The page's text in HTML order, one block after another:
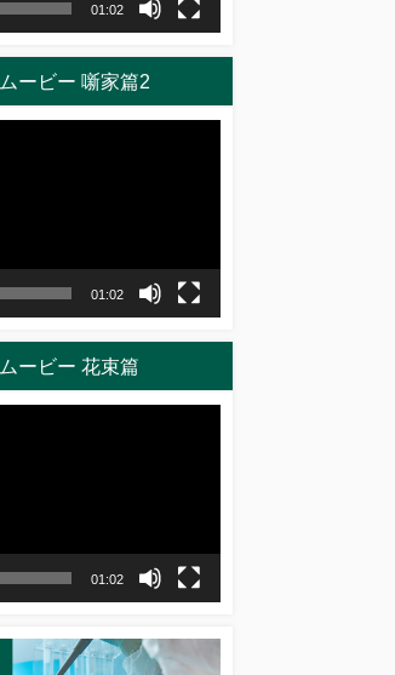
01:02
ービー 噺家篇2
01:02
ービー 花束篇
01:02